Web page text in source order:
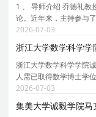
1 、 导师介绍 乔德礼教
论。近年来，主持参与
期刊等国际学术期刊上
授 IEEE 主页： https://
2026-07-03
浙江大学数学科学
浙江大学数学科学学院
人需已取得数学博士学
教学方面均展现出卓越
一人一议；学校则根据
2026-07-03